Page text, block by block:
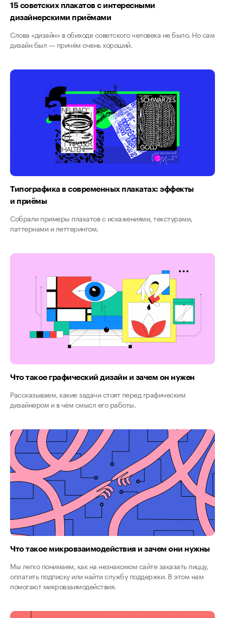
15 советских плакатов с интересными
дизайнерскими приёмами
Слова «дизайн» в обиходе советского человека не было. Но сам
дизайн был — причём очень хороший.
Типографика в современных плакатах: эффекты
и приёмы
Собрали примеры плакатов с искажениями, текстурами,
паттернами и леттерингом.
Что такое графический дизайн и зачем он нужен
Рассказываем, какие задачи стоят перед графическим
дизайнером и в чём смысл его работы.
Что такое микровзаимодействия и зачем они нужны
Мы легко понимаем, как на незнакомом сайте заказать пиццу,
оплатить подписку или найти службу поддержки. В этом нам
помогают микровзаимодействия.